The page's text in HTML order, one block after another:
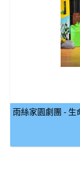
雨絲家園劇團 - 生